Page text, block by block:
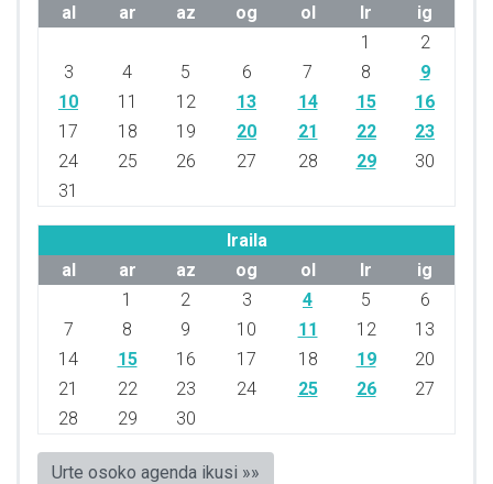
al
ar az og ol lr
ig
1
2
3
4 5 6 7 8
9
10
11 12 13 14 15
16
17
18 19 20 21 22
23
24
25 26 27 28 29
30
31
Iraila
al
ar az og ol lr
ig
1
2 3 4 5
6
7
8 9 10 11 12
13
14
15 16 17 18 19
20
21
22 23 24 25 26
27
28
29 30
Urte osoko agenda ikusi »»